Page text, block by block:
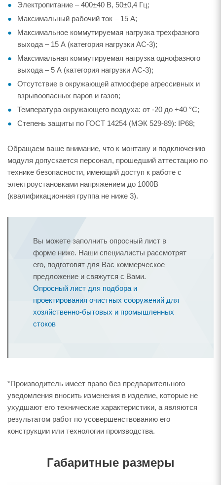
Электропитание – 400±40 В, 50±0,4 Гц;
Максимальный рабочий ток – 15 А;
Максимальное коммутируемая нагрузка трехфазного
выхода – 15 А (категория нагрузки AC-3);
Максимальная коммутируемая нагрузка однофазного
выхода – 5 А (категория нагрузки AC-3);
Отсутствие в окружающей атмосфере агрессивных и
взрывоопасных паров и газов;
Температура окружающего воздуха: от -20 до +40 °С;
Степень защиты по ГОСТ 14254 (МЭК 529-89): IP68;
Обращаем ваше внимание, что к монтажу и подключению
модуля допускается персонал, прошедший аттестацию по
технике безопасности, имеющий доступ к работе с
электроустановками напряжением до 1000В
(квалификационная группа не ниже 3).
Вы можете заполнить опросный лист в
форме ниже. Наши специалисты рассмотрят
его, подготовят для Вас коммерческое
предложение и свяжутся с Вами.
Опросный лист для подбора и
проектирования очистных сооружений для
хозяйственно-бытовых и промышленных
стоков
*Производитель имеет право без предварительного
уведомления вносить изменения в изделие, которые не
ухудшают его технические характеристики, а являются
результатом работ по усовершенствованию его
конструкции или технологии производства.
Габаритные размеры